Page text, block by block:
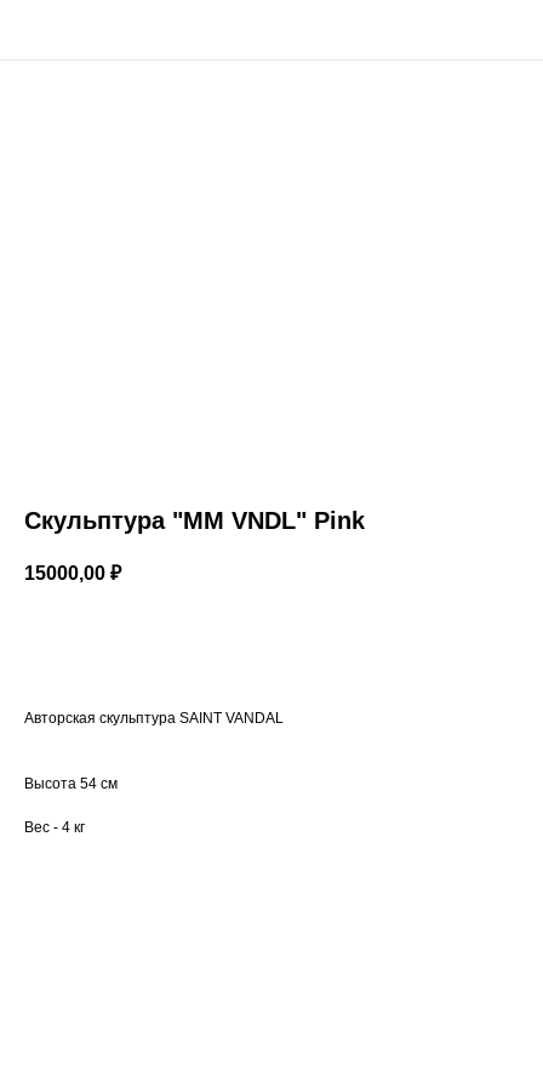
Cкульптура "MM VNDL" Pink
15000,00 ₽
Авторская скульптура SAINT VANDAL
Высота 54 см
Вес - 4 кг